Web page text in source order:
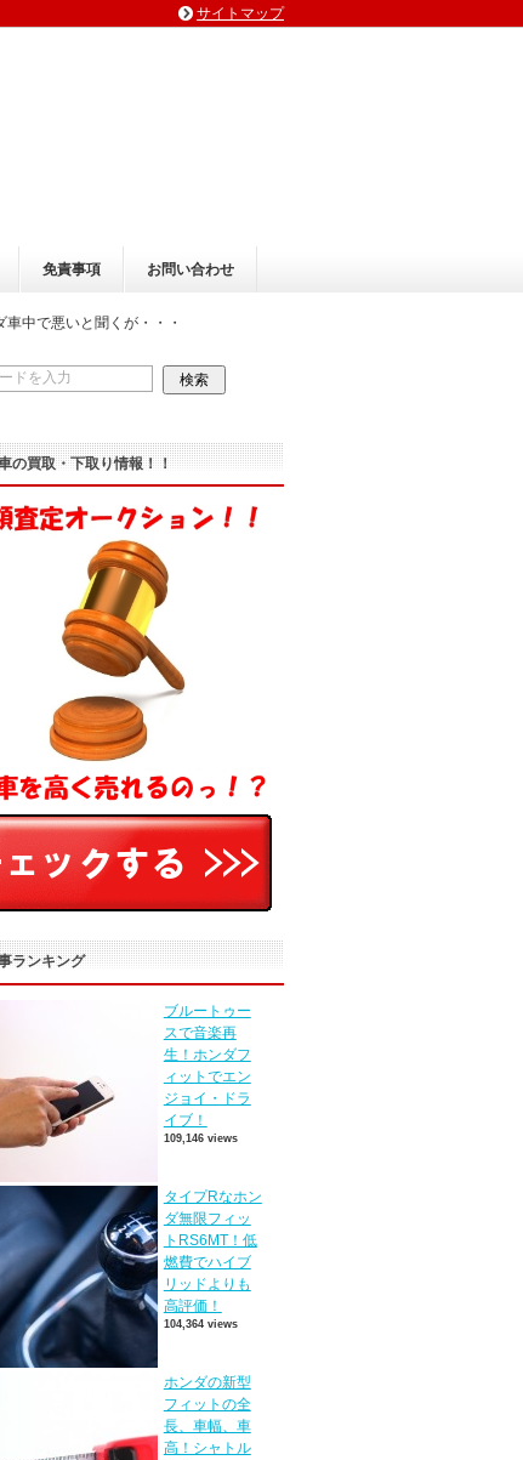
免責事項 お問い合わせ
中で悪いと聞くが・・・
の買取・下取り情報！！
ランキング
ブルートゥー
スで音楽再
生！ホンダフ
ィットでエン
ジョイ・ドラ
イブ！
109,146 views
タイプRなホン
ダ無限フィッ
トRS6MT！低
燃費でハイブ
リッドよりも
高評価！
104,364 views
ホンダの新型
フィットの全
長、車幅、車
高！シャトル
サイトマップ